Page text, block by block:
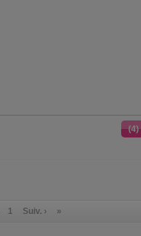
1 Suiv. › »